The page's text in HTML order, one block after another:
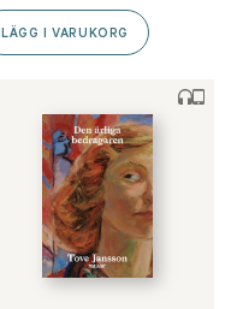
LÄGG I VARUKORG